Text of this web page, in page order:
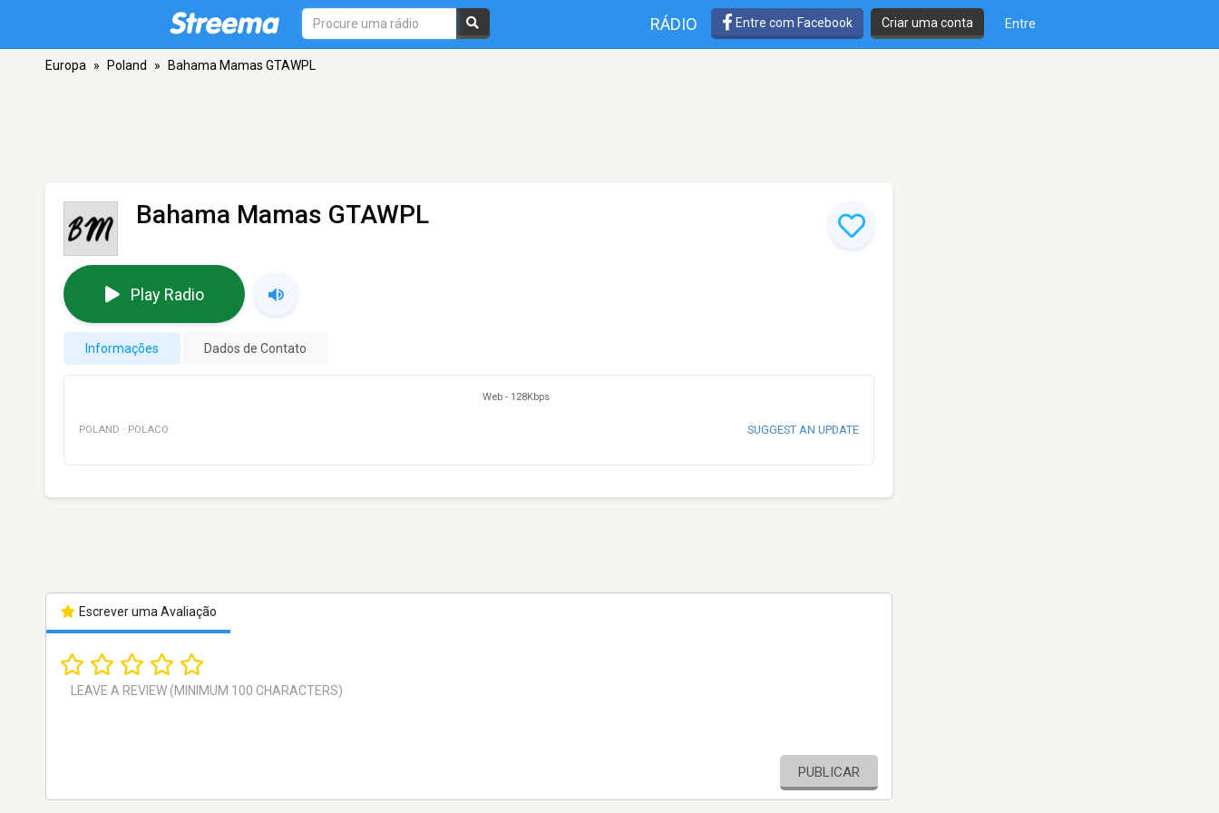
RÁDIO Entre com Facebook Criar uma conta Entre
Europa » Poland » Bahama Mamas GTAWPL
Bahama Mamas GTAWPL
Play Radio
Informações Dados de Contato
Web - 128Kbps
POLAND · POLACO SUGGEST AN UPDATE
Escrever uma Avaliação
PUBLICAR